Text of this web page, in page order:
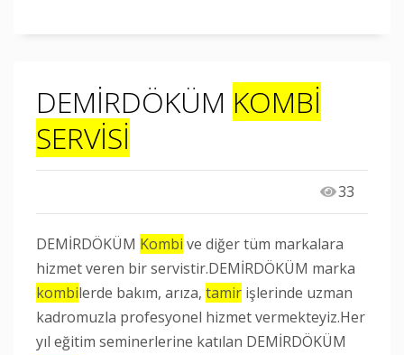
DEMİRDÖKÜM KOMBİ
SERVİSİ
33
DEMİRDÖKÜM Kombi ve diğer tüm markalara
hizmet veren bir servistir.DEMİRDÖKÜM marka
kombilerde bakım, arıza, tamir işlerinde uzman
kadromuzla profesyonel hizmet vermekteyiz.Her
yıl eğitim seminerlerine katılan DEMİRDÖKÜM